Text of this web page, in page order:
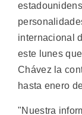
internacional
este lunes
Chávez la
hasta enero
"Nuestra